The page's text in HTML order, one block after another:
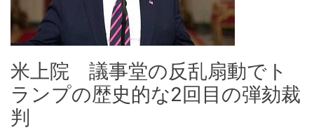
米上院 議事堂の反乱扇動でト
ランプの歴史的な2回目の弾劾裁
判